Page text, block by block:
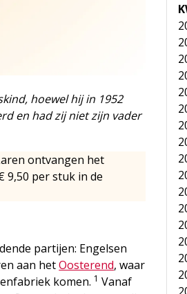
hoewel hij in 1952
en had zij niet zijn vader
ontvangen het
9,50 per stuk in de
partijen: Engelsen
aan hetOosterend, waar
komen. 1 Vanaf